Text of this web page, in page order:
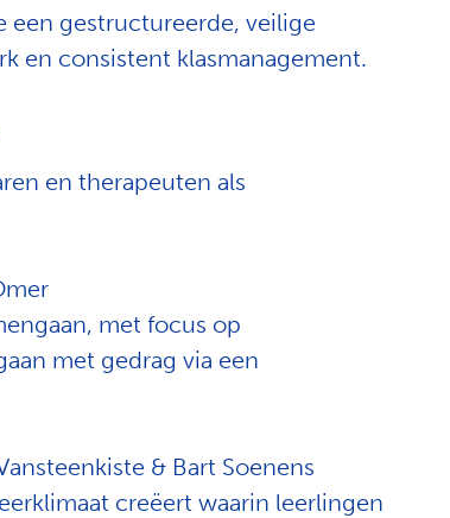
een gestructureerde, veilige
en consistent klasmanagement.
en therapeuten als
met focus op
met gedrag via een
& Bart Soenens
creëert waarin leerlingen